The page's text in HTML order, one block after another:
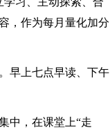
，作为每月量化加分
早上七点早读、下午
中，在课堂上“走